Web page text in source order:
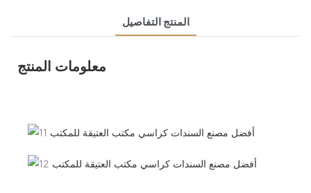
المنتج التفاصيل
معلومات المنتج